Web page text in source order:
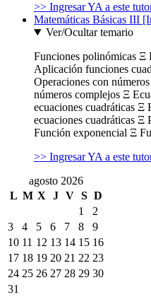
>> Ingresar YA a este
Matemáticas Básicas III
Ver/Ocultar temario
Funciones polinómicas Ξ
Aplicación funciones
Operaciones con
números complejos Ξ
ecuaciones cuadráticas
ecuaciones cuadráticas Ξ
Función exponencial Ξ
>> Ingresar YA a este
agosto 2026
L M X J V S D
1
2
3
4 5 6 7 8
9
10 11 12 13 14 15 16
17 18 19 20 21 22 23
24 25 26 27 28 29 30
31